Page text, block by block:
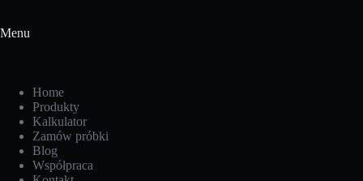
Menu
Home
Produkty
Kalkulator
Zamów próbki
Blog
Współpraca